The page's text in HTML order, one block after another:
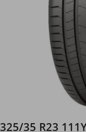
325/35 R23